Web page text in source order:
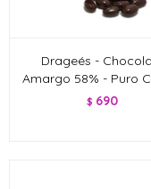
Drageés -
Amargo 58% - Puro
$ 690